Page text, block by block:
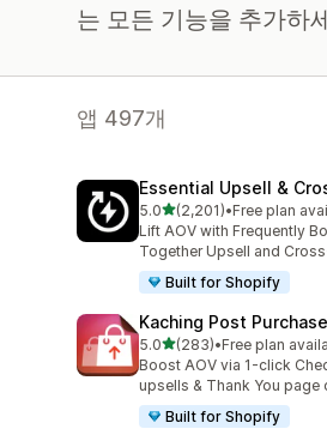
는 모든 기능을 추가하
앱 497개
Essential Upsell &
5.0별 5개 중
(2,201)
총 리뷰 2201개
•Free plan
Lift AOV with Frequently
Together Upsell and
Built for Shopify
Kaching Post
5.0별 5개 중
(283)
총 리뷰 283개
•Free plan
Boost AOV via 1-click
upsells & Thank You page
Built for Shopify